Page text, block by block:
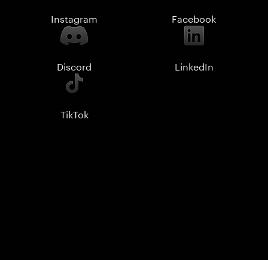
Instagram Facebook
Discord LinkedIn
TikTok